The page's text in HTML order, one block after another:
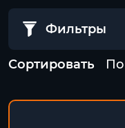
Фильтры
Сортировать